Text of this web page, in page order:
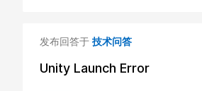
发布回答于 技术问答
Unity Launch Error